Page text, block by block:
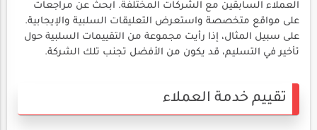
العملاء السابقين مع الشركات المختلفة. ابحث عن مراجعات
على مواقع متخصصة واستعرض التعليقات السلبية والإيجابية.
على سبيل المثال، إذا رأيت مجموعة من التقييمات السلبية حول
تأخير في التسليم، قد يكون من الأفضل تجنب تلك الشركة.
تقييم خدمة العملاء